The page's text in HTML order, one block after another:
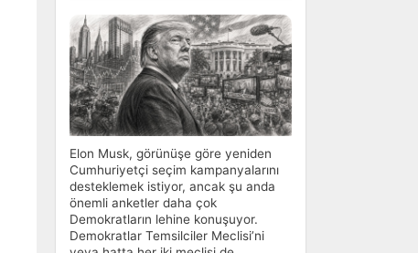
Elon Musk, görünüşe göre yeniden
Cumhuriyetçi seçim kampanyalarını
desteklemek istiyor, ancak şu anda
önemli anketler daha çok
Demokratların lehine konuşuyor.
Demokratlar Temsilciler Meclisi’ni